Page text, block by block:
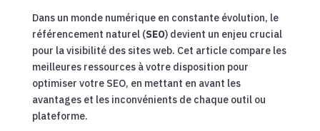
Dans un monde numérique en constante évolution, le
référencement naturel (SEO) devient un enjeu crucial
pour la visibilité des sites web. Cet article compare les
meilleures ressources à votre disposition pour
optimiser votre SEO, en mettant en avant les
avantages et les inconvénients de chaque outil ou
plateforme.